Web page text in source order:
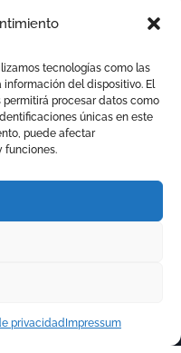
tecnologías como las
del dispositivo. El
procesar datos como
únicas en este
puede afectar
funciones.
privacidad Impressum
su
y dos